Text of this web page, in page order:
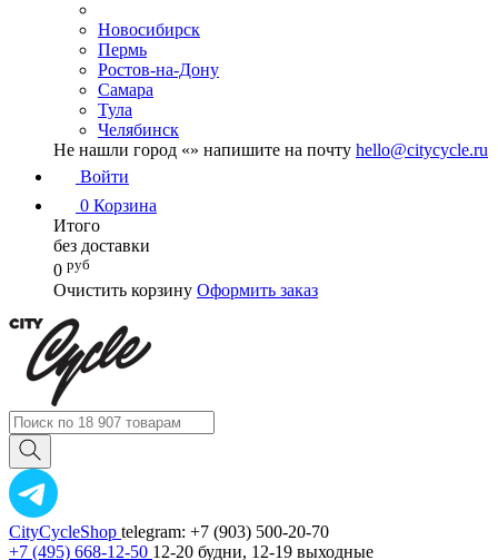
Новосибирск
Пермь
Ростов-на-Дону
Самара
Тула
Челябинск
Не нашли город «» напишите на почту hello@citycycle.ru
Войти
0 Корзина
Итого
без доставки
0 руб
Очистить корзину Оформить заказ
CityCycleShop telegram: +7 (903) 500-20-70
+7 (495) 668-12-50 12-20 будни, 12-19 выходные